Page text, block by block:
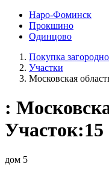
Наро-Фоминск
Прокшино
Одинцово
Покупка
Участки
Московская
:
Участок:15
дом 5